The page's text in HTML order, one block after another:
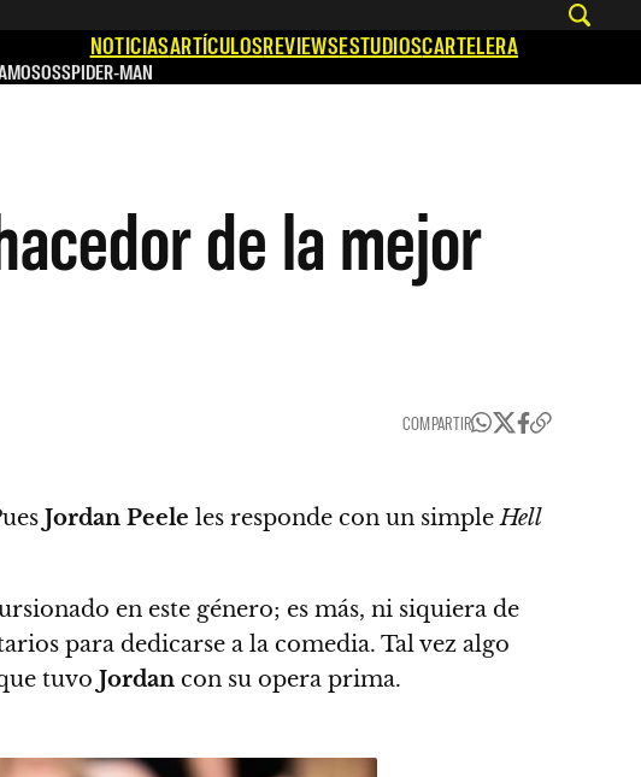
NOTICIASARTÍCULOSREVIEWSESTUDIOSCARTELERA
SPIDER-MAN
de la mejor
COMPARTIR
Jordan Peele les responde con un simpleHell
en este género; es más, ni siquiera de
para dedicarse a la comedia. Tal vez algo
tuvo Jordan con su opera prima.